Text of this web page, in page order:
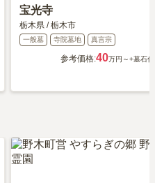
宝光寺
栃木県 /栃木市
一般墓 寺院墓地 真言宗
参考価格:40万円～+墓石代